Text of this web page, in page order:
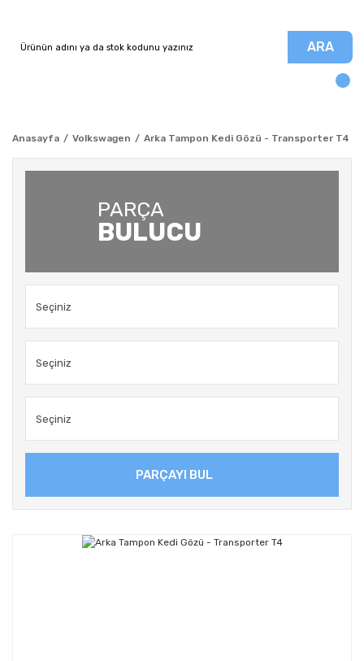
ARA
Anasayfa Volkswagen Arka Tampon Kedi Gözü - Transporter T4
PARÇA
BULUCU
PARÇAYI BUL